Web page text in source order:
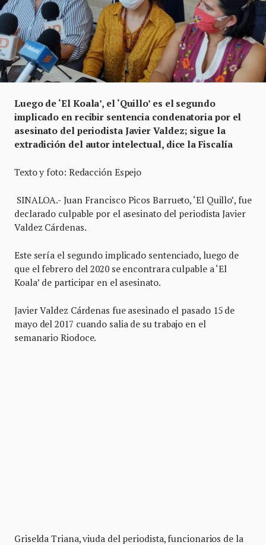
Luego de ‘El Koala’, el ‘Quillo’ es el segundo
implicado en recibir sentencia condenatoria por el
asesinato del periodista Javier Valdez; sigue la
extradición del autor intelectual, dice la Fiscalía
Texto y foto: Redacción Espejo
SINALOA.- Juan Francisco Picos Barrueto, ‘El Quillo’, fue
declarado culpable por el asesinato del periodista Javier
Valdez Cárdenas.
Este sería el segundo implicado sentenciado, luego de
que el febrero del 2020 se encontrara culpable a ‘El
Koala’ de participar en el asesinato.
Javier Valdez Cárdenas fue asesinado el pasado 15 de
mayo del 2017 cuando salia de su trabajo en el
semanario Riodoce.
Griselda Triana, viuda del periodista, funcionarios de la